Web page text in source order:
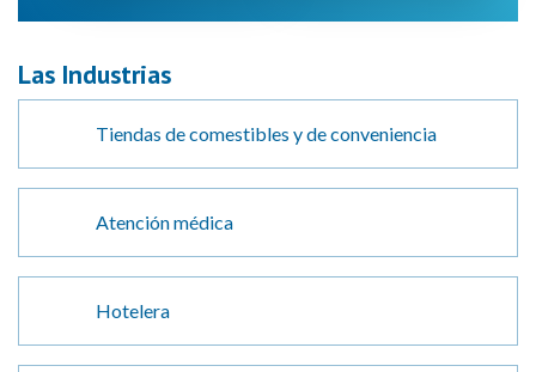
Las Industrias
Tiendas de comestibles y de conveniencia
Atención médica
Hotelera